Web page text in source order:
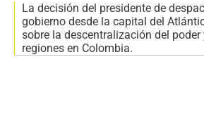
La decisión del presidente de
gobierno desde la capital del
sobre la descentralización del poder
regiones en Colombia.